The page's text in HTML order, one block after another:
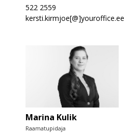
522 2559
kersti.kirmjoe[@]youroffice.ee
Marina Kulik
Raamatupidaja